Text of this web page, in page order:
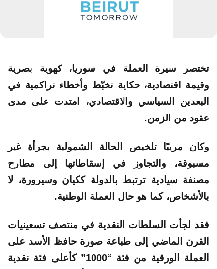
تختصر سيرة العملة في سوريا، كهوية بصرية
وقيمة اقتصادية، حكاية تخبّط وأخطاء تراكمية في
البعدين السياسي والاقتصادي، امتدت على مدى
عقود من الزمن.
وكان مريبًا تلخيص الحالة الشمولية بجرأة غير
مسبوقة، والتجاوز في إسقاطاتها إلى مطارح
مصنفة سيادية ترتبط بالدولة ككيان وسيرورة، لا
بالأشخاص، كما هو حال العملة الوطنية.
فقد لجأت السلطات النقدية في منتصف تسعينيات
القرن الماضي إلى طباعة صورة حافظ الأسد على
العملة الورقية من فئة “1000” كأعلى فئة نقدية